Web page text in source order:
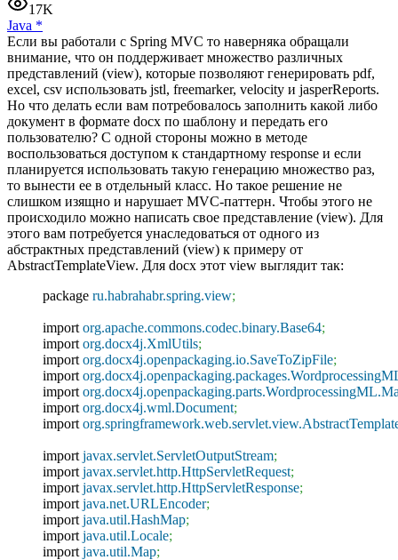
17K
Java *
Если вы работали с Spring MVC то наверняка обращали
внимание, что он поддерживает множество различных
представлений (view), которые позволяют генерировать pdf,
excel, csv использовать jstl, freemarker, velocity и jasperReports.
Но что делать если вам потребовалось заполнить какой либо
документ в формате docx по шаблону и передать его
пользователю? С одной стороны можно в методе
воспользоваться доступом к стандартному response и если
планируется использовать такую генерацию множество раз,
то вынести ее в отдельный класс. Но такое решение не
слишком изящно и нарушает MVC-паттерн. Чтобы этого не
происходило можно написать свое представление (view). Для
этого вам потребуется унаследоваться от одного из
абстрактных представлений (view) к примеру от
AbstractTemplateView. Для docx этот view выглядит так:
package ru.habrahabr.spring.view;
import org.apache.commons.codec.binary.Base64;
import org.docx4j.XmlUtils;
import org.docx4j.openpackaging.io.SaveToZipFile;
import
import
import org.docx4j.wml.Document;
import
import javax.servlet.ServletOutputStream;
import javax.servlet.http.HttpServletRequest;
import javax.servlet.http.HttpServletResponse;
import java.net.URLEncoder;
import java.util.HashMap;
import java.util.Locale;
import java.util.Map;